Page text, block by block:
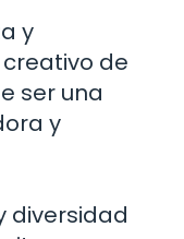
y
de
ser una
y
diversidad